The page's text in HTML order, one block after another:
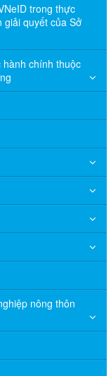
trong thực
giải quyết của Sở
chính thuộc
nông thôn